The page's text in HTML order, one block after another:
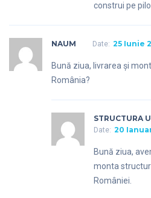
construi pe
NAUM Date: 25 Iunie
Bună ziua, livrarea și
România?
STRUCTURA
Date: 20
Bună ziua,
monta
României.